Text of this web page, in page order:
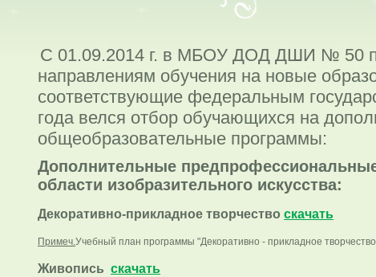
С 01.09.2014 г. в МБОУ ДОД ДШИ № 50
направлениям обучения на новые
соответствующие федеральным
года велся отбор обучающихся на
общеобразовательные программы:
Дополнительные
области изобразительного искусства:
Декоративно-прикладное творчествоскачать
Примеч.Учебный план программы "Декоративно - прикладное
Живописьскачать